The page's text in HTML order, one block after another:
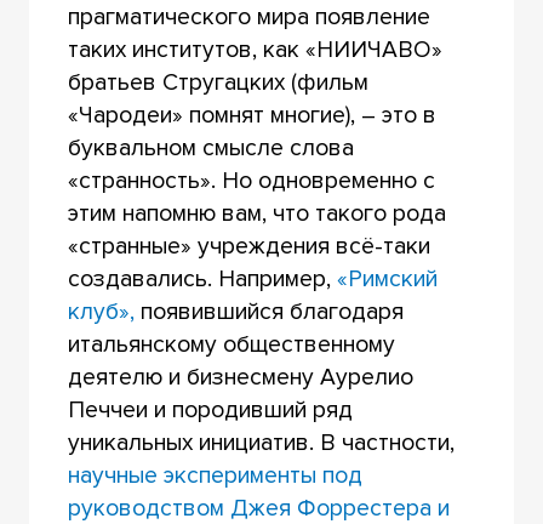
прагматического мира появление
таких институтов, как «НИИЧАВО»
братьев Стругацких (фильм
«Чародеи» помнят многие), – это в
буквальном смысле слова
«странность». Но одновременно с
этим напомню вам, что такого рода
«странные» учреждения всё-таки
создавались. Например, «Римский
клуб»,появившийся благодаря
итальянскому общественному
деятелю и бизнесмену Аурелио
Печчеи и породивший ряд
уникальных инициатив. В частности,
научные эксперименты под
руководством Джея Форрестера и